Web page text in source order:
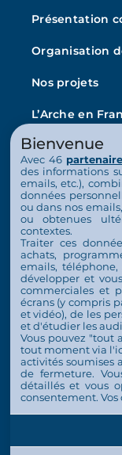
Présentation
Organisation
Nos projets
L’Arche en
La vie au
Nos activités
Actualités
Nous
S’engager
Nous soutenir
Contact
Espace Presse
Bienvenue
Avec 46
des informations
emails, etc.),
données
ou dans nos
ou obtenues
contextes.
Traiter ces
achats,
emails,
développer et
commerciales et
écrans (y compris
et vidéo), de les
et d'étudier les
Vous pouvez "tout
tout moment via
activités soumises
de fermeture.
détaillés et vous
consentement. Vos